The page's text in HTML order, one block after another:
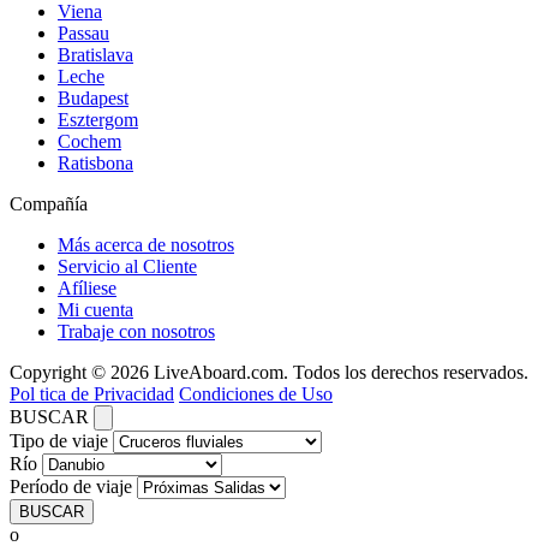
Viena
Passau
Bratislava
Leche
Budapest
Esztergom
Cochem
Ratisbona
Compañía
Más acerca de nosotros
Servicio al Cliente
Afíliese
Mi cuenta
Trabaje con nosotros
Copyright © 2026 LiveAboard.com. Todos los derechos reservados.
Pol tica de Privacidad Condiciones de Uso
BUSCAR
Tipo de viaje
Río
Período de viaje
BUSCAR
o